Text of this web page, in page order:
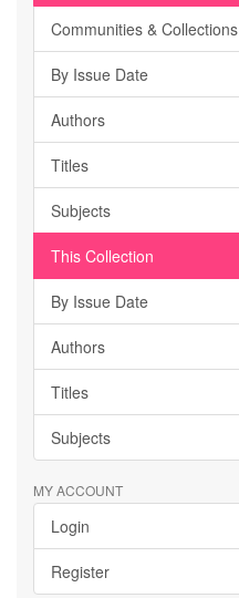
Communities & Collections
By Issue Date
Authors
Titles
Subjects
This Collection
By Issue Date
Authors
Titles
Subjects
MY ACCOUNT
Login
Register